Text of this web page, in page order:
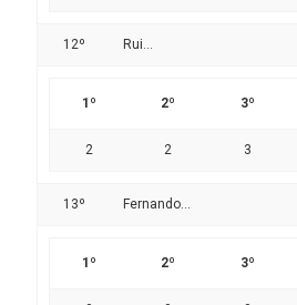
12º Rui...
1º 2º 3º
2 2 3
13º Fernando...
1º 2º 3º